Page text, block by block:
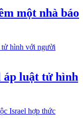
một nhà báo
áp luật tử hình